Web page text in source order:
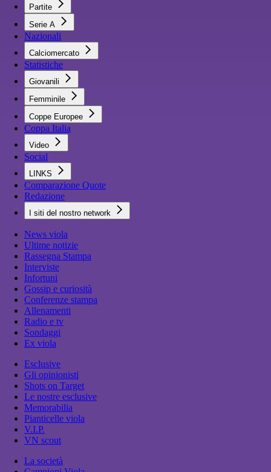
Partite
Serie A
Nazionali
Calciomercato
Statistiche
Giovanili
Femminile
Coppe Europee
Coppa Italia
Video
Social
LINKS
Comparazione Quote
Redazione
I siti del nostro network
News viola
Ultime notizie
Rassegna Stampa
Interviste
Infortuni
Gossip e curiosità
Conferenze stampa
Allenamenti
Radio e tv
Sondaggi
Ex viola
Esclusive
Gli opinionisti
Shots on Target
Le nostre esclusive
Memorabilia
Pianticelle viola
V.I.P.
VN scout
La società